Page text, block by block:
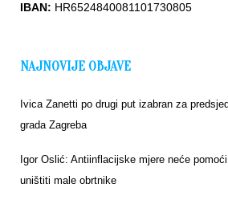
IBAN: HR6524840081101730805
NAJNOVIJE OBJAVE
Ivica Zanetti po drugi put izabran za
grada Zagreba
Igor Oslić: Antiinflacijske mjere neće
uništiti male obrtnike